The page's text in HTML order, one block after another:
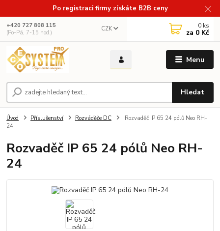
Po registraci firmy získáte B2B ceny
Menu
CZK
Hledat
+420 727 808 115
(Po-Pá, 7-15 hod.)
0 ks
za 0 Kč
Úvod Příslušenství Rozváděče DC
Rozvaděč IP 65 24 pólů Neo RH-
24
Rozvaděč IP 65 24 pólů Neo RH-
24